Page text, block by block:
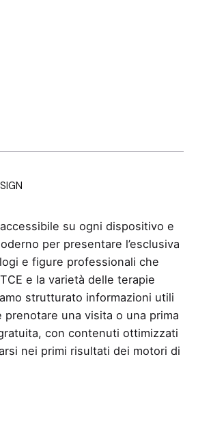
su ogni dispositivo e
per presentare l’esclusiva
e figure professionali che
e la varietà delle terapie
strutturato informazioni utili
prenotare una visita o una prima
con contenuti ottimizzati
nei primi risultati dei motori di